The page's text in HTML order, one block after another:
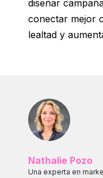
diseñar
conectar mejor
lealtad y
Nathalie Pozo
Una experta en